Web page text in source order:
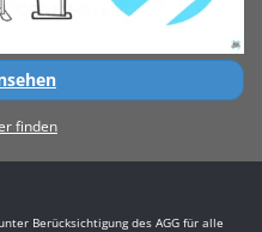
finden
Berücksichtigung des AGG für alle